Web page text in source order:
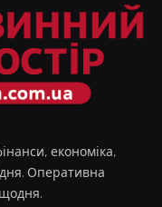
економіка,
дня. Оперативна